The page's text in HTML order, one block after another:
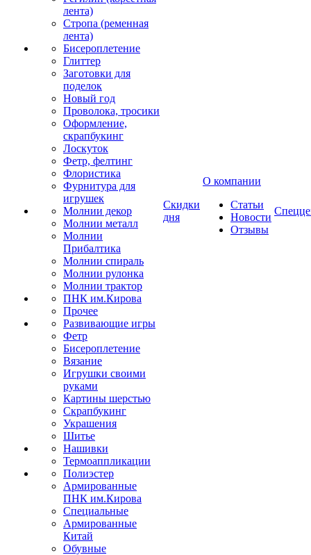
лента)
Стропа (ременная
лента)
Бисероплетение
Глиттер
Заготовки для
поделок
Новый год
Проволока, тросики
Оформление,
скрапбукинг
Лоскуток
Фетр, фелтинг
Флористика
Фурнитура для
игрушек
Молнии декор
Молнии металл
Молнии
Прибалтика
Молнии спираль
Молнии рулонка
Молнии трактор
ПНК им.Кирова
Прочее
Развивающие игры
Фетр
Бисероплетение
Вязание
Игрушки своими
руками
Картины шерстью
Скрапбукинг
Украшения
Шитье
Нашивки
Термоаппликации
Полиэстер
Армированные
ПНК им.Кирова
Специальные
Армированные
Китай
Обувные
Скидки
дня
О компании
Статьи
Новости
Отзывы